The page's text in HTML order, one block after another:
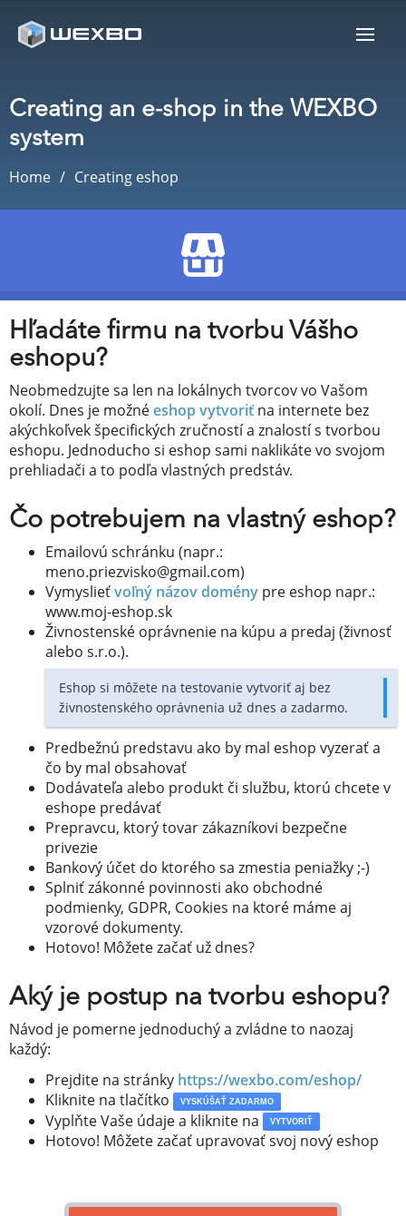
Creating an e-shop in the WEXBO
system
Home Creating eshop
Hľadáte firmu na tvorbu Vášho
eshopu?
Neobmedzujte sa len na lokálnych tvorcov vo Vašom
okolí. Dnes je možnéeshop vytvoriťna internete bez
akýchkoľvek špecifických zručností a znalostí s tvorbou
eshopu. Jednoducho si eshop sami naklikáte vo svojom
prehliadači a to podľa vlastných predstáv.
Čo potrebujem na vlastný eshop?
Emailovú schránku (napr.:
meno.priezvisko@gmail.com)
Vymyslieťvoľný názov domény pre eshop napr.:
www.moj-eshop.sk
Živnostenské oprávnenie na kúpu a predaj (živnosť
alebo s.r.o.).
Eshop si môžete na testovanie vytvoriť aj bez
živnostenského oprávnenia už dnes a zadarmo.
Predbežnú predstavu ako by mal eshop vyzerať a
čo by mal obsahovať
Dodávateľa alebo produkt či službu, ktorú chcete v
eshope predávať
Prepravcu, ktorý tovar zákazníkovi bezpečne
privezie
Bankový účet do ktorého sa zmestia peniažky ;-)
Splniť zákonné povinnosti ako obchodné
podmienky, GDPR, Cookies na ktoré máme aj
vzorové dokumenty.
Hotovo! Môžete začať už dnes?
Aký je postup na tvorbu eshopu?
Návod je pomerne jednoduchý a zvládne to naozaj
každý:
Prejdite na stránky https://wexbo.com/eshop/
Kliknite na tlačítko
VYSKÚŠAŤ ZADARMO
Vyplňte Vaše údaje a kliknite na VYTVORIŤ
Hotovo! Môžete začať upravovať svoj nový eshop